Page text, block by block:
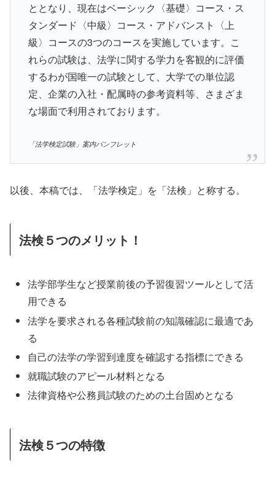
ととなり、現在はベーシック〈基礎〉コース・ス
タンダード〈中級〉コース・アドバンスト〈上
級〉コースの3つのコースを実施しています。こ
れらの試験は、法学に関する学力を客観的に評価
するわが国唯一の試験として、大学での単位認
定、企業の入社・配属時の参考資料等、さまざま
な場面で利用されております。
「法学検定試験」案内パンフレット
以後、本稿では、「法学検定」を「法検」と称する。
法検５つのメリット！
法学部学生など授業前後の予習復習ツールとして活
用できる
法学を要求される各種試験前の知識確認に最適であ
る
自己の法学の学習到達度を確認する指標にできる
就職試験のアピール材料となる
法律資格や公務員試験のための土台固めとなる
法検５つの特徴